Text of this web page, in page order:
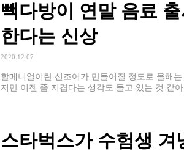
빽다방이 연말 음료
한다는 신상
2020.12.07
할메니얼이란 신조어가 만들어질 정도로 올해
지만 이젠 좀 지겹다는 생각도 들고 있는 것 같
스타벅스가 수험생 겨